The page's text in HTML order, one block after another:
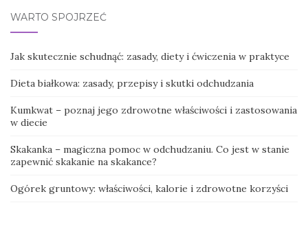
WARTO SPOJRZEĆ
Jak skutecznie schudnąć: zasady, diety i ćwiczenia w praktyce
Dieta białkowa: zasady, przepisy i skutki odchudzania
Kumkwat – poznaj jego zdrowotne właściwości i zastosowania
w diecie
Skakanka – magiczna pomoc w odchudzaniu. Co jest w stanie
zapewnić skakanie na skakance?
Ogórek gruntowy: właściwości, kalorie i zdrowotne korzyści